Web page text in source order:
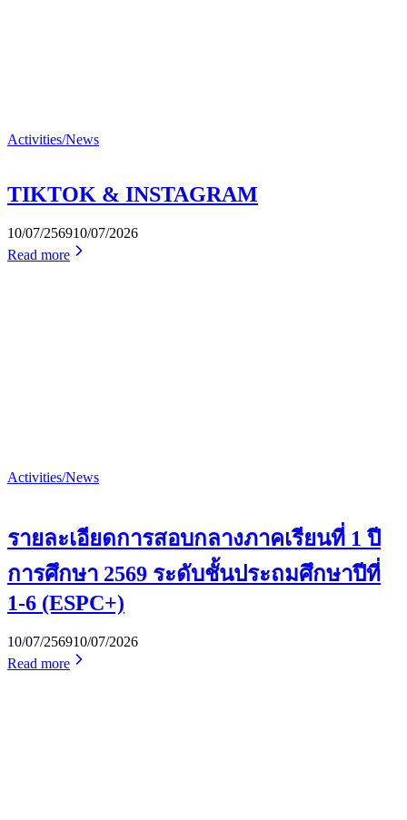
Activities/News
TIKTOK & INSTAGRAM
10/07/256910/07/2026
Read more
Activities/News
รายละเอียดการสอบกลางภาคเรียนที่ 1 ปี
การศึกษา 2569 ระดับชั้นประถมศึกษาปีที่
1-6 (ESPC+)
10/07/256910/07/2026
Read more